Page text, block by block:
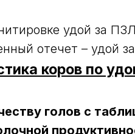
удой за
отечет – удой
коров по
голов с